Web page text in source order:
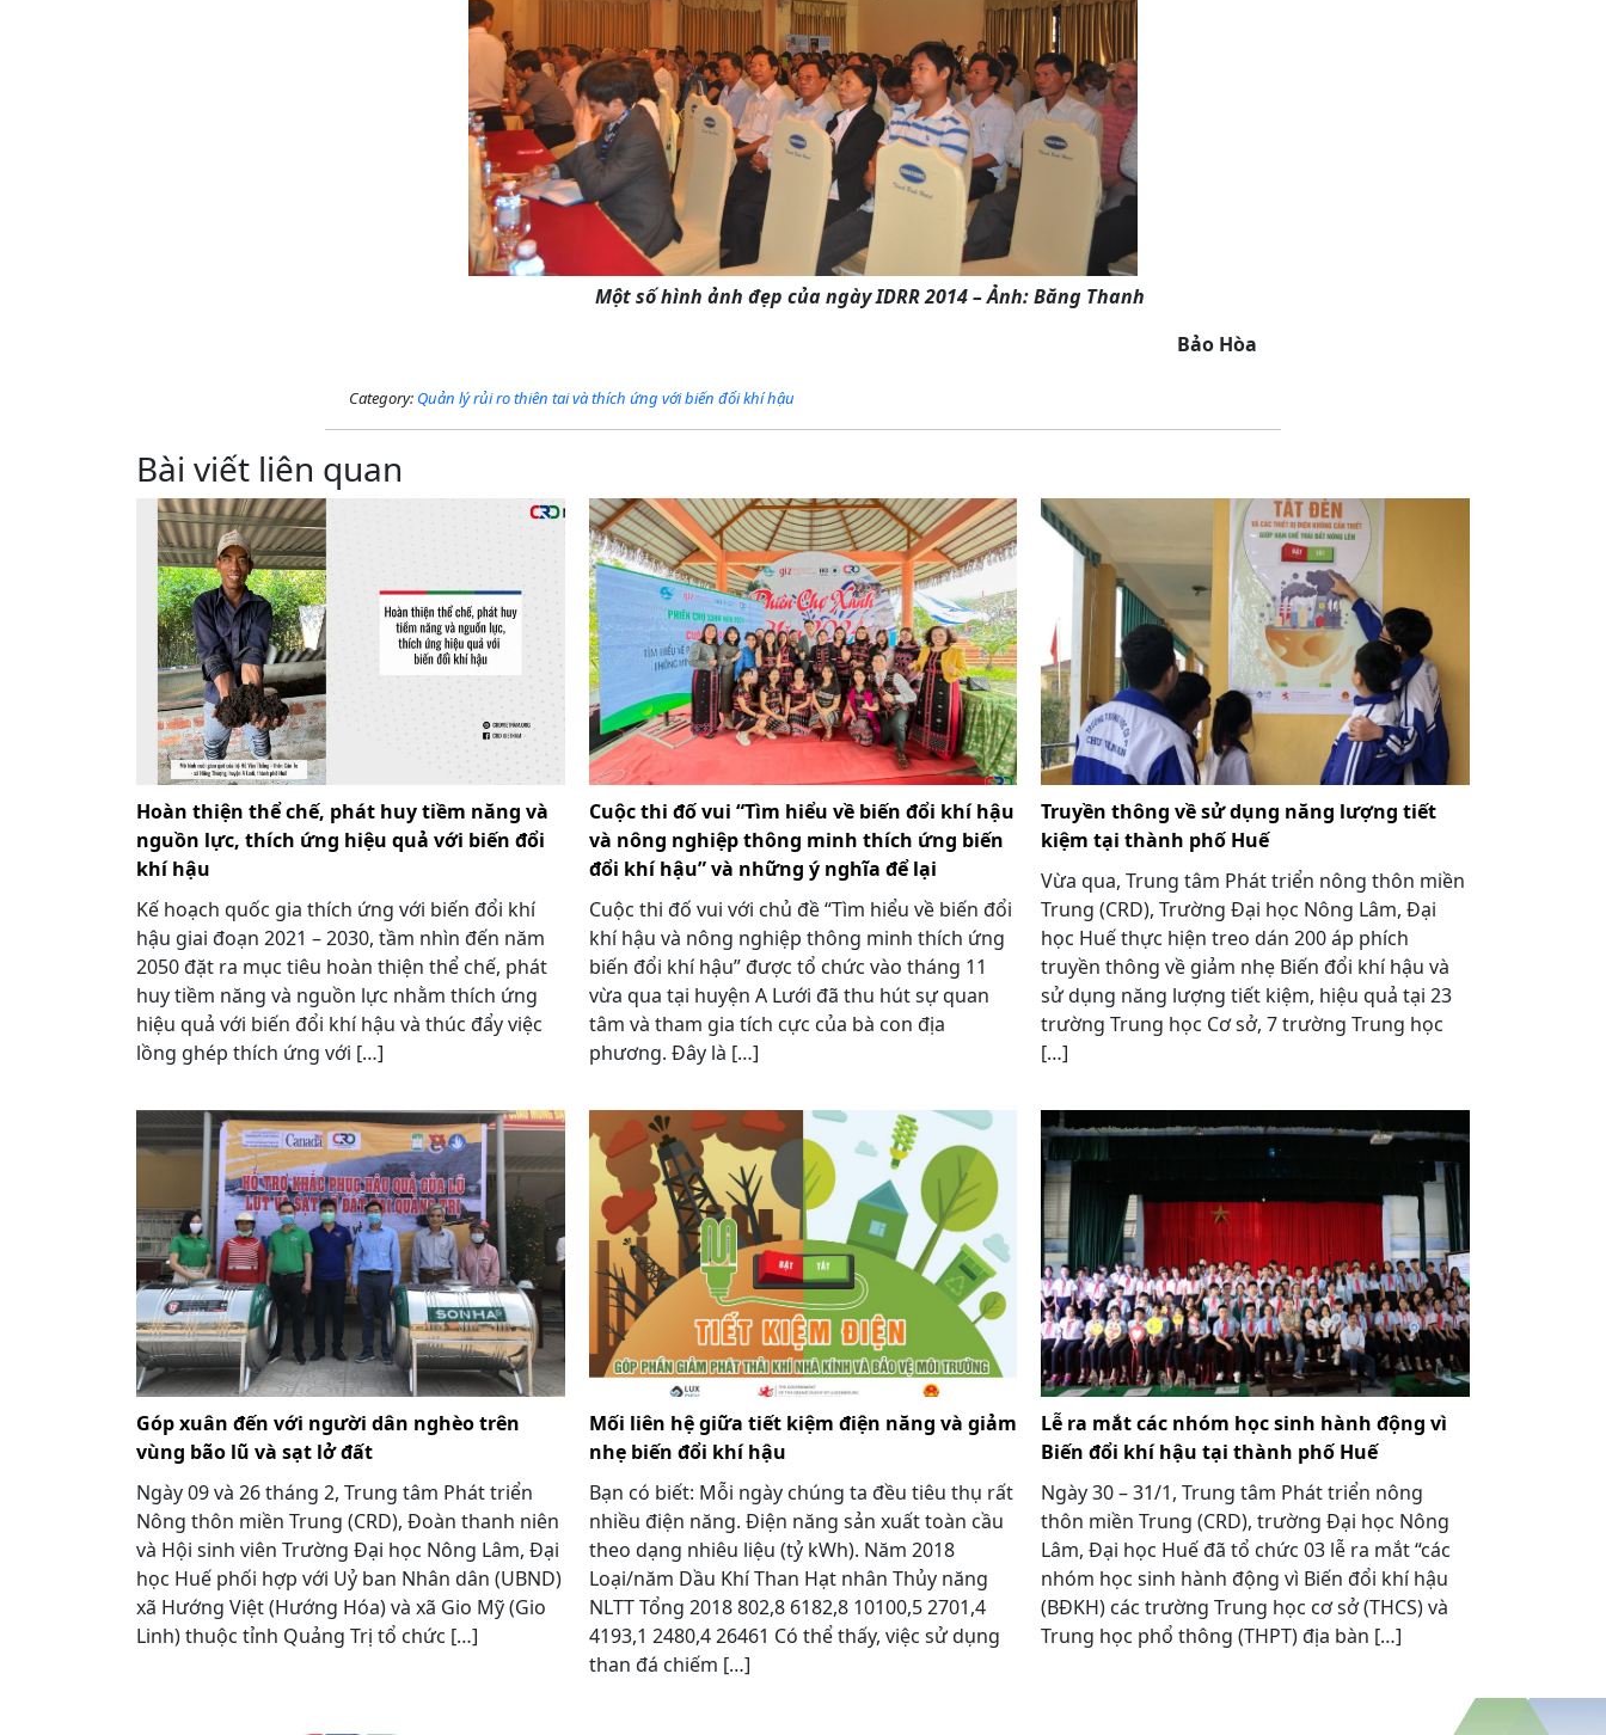
Một số hình ảnh đẹp của ngày IDRR 2014 – Ảnh: Băng Thanh
Bảo Hòa
Category: Quản lý rủi ro thiên tai và thích ứng với biến đổi khí hậu
Bài viết liên quan
Hoàn thiện thể chế, phát huy tiềm năng và
nguồn lực, thích ứng hiệu quả với biến đổi
khí hậu
Kế hoạch quốc gia thích ứng với biến đổi khí
hậu giai đoạn 2021 – 2030, tầm nhìn đến năm
2050 đặt ra mục tiêu hoàn thiện thể chế, phát
huy tiềm năng và nguồn lực nhằm thích ứng
hiệu quả với biến đổi khí hậu và thúc đẩy việc
lồng ghép thích ứng với […]
Cuộc thi đố vui “Tìm hiểu về biến đổi khí hậu
và nông nghiệp thông minh thích ứng biến
đổi khí hậu” và những ý nghĩa để lại
Cuộc thi đố vui với chủ đề “Tìm hiểu về biến đổi
khí hậu và nông nghiệp thông minh thích ứng
biến đổi khí hậu” được tổ chức vào tháng 11
vừa qua tại huyện A Lưới đã thu hút sự quan
tâm và tham gia tích cực của bà con địa
phương. Đây là […]
Truyền thông về sử dụng năng lượng tiết
kiệm tại thành phố Huế
Vừa qua, Trung tâm Phát triển nông thôn miền
Trung (CRD), Trường Đại học Nông Lâm, Đại
học Huế thực hiện treo dán 200 áp phích
truyền thông về giảm nhẹ Biến đổi khí hậu và
sử dụng năng lượng tiết kiệm, hiệu quả tại 23
trường Trung học Cơ sở, 7 trường Trung học
[…]
Góp xuân đến với người dân nghèo trên
vùng bão lũ và sạt lở đất
Ngày 09 và 26 tháng 2, Trung tâm Phát triển
Nông thôn miền Trung (CRD), Đoàn thanh niên
và Hội sinh viên Trường Đại học Nông Lâm, Đại
học Huế phối hợp với Uỷ ban Nhân dân (UBND)
xã Hướng Việt (Hướng Hóa) và xã Gio Mỹ (Gio
Linh) thuộc tỉnh Quảng Trị tổ chức […]
Mối liên hệ giữa tiết kiệm điện năng và giảm
nhẹ biến đổi khí hậu
Bạn có biết: Mỗi ngày chúng ta đều tiêu thụ rất
nhiều điện năng. Điện năng sản xuất toàn cầu
theo dạng nhiêu liệu (tỷ kWh). Năm 2018
Loại/năm Dầu Khí Than Hạt nhân Thủy năng
NLTT Tổng 2018 802,8 6182,8 10100,5 2701,4
4193,1 2480,4 26461 Có thể thấy, việc sử dụng
than đá chiếm […]
Lễ ra mắt các nhóm học sinh hành động vì
Biến đổi khí hậu tại thành phố Huế
Ngày 30 – 31/1, Trung tâm Phát triển nông
thôn miền Trung (CRD), trường Đại học Nông
Lâm, Đại học Huế đã tổ chức 03 lễ ra mắt “các
nhóm học sinh hành động vì Biến đổi khí hậu
(BĐKH) các trường Trung học cơ sở (THCS) và
Trung học phổ thông (THPT) địa bàn […]